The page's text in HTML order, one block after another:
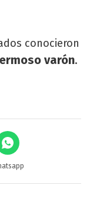
conocieron
varón.